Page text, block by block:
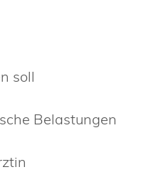
soll
Belastungen